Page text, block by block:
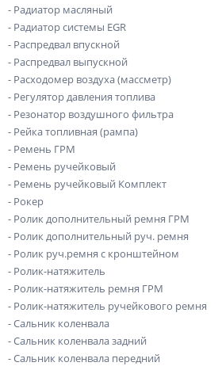
- Радиатор масляный
- Радиатор системы EGR
- Распредвал впускной
- Распредвал выпускной
- Расходомер воздуха (массметр)
- Регулятор давления топлива
- Резонатор воздушного фильтра
- Рейка топливная (рампа)
- Ремень ГРМ
- Ремень ручейковый
- Ремень ручейковый Комплект
- Рокер
- Ролик дополнительный ремня ГРМ
- Ролик дополнительный руч. ремня
- Ролик руч.ремня с кронштейном
- Ролик-натяжитель
- Ролик-натяжитель ремня ГРМ
- Ролик-натяжитель ручейкового ремня
- Сальник коленвала
- Сальник коленвала задний
- Сальник коленвала передний